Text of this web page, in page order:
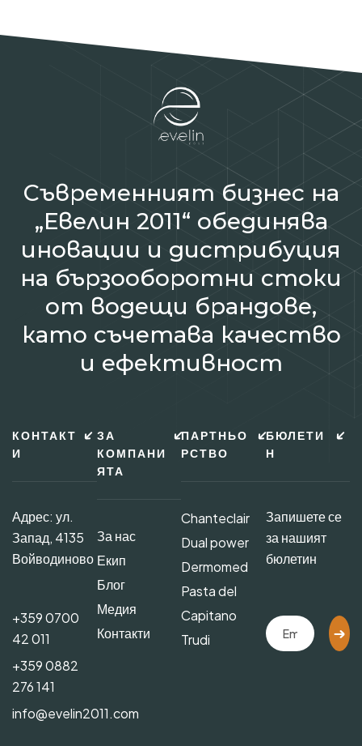
Съвременният бизнес на
„Евелин 2011“ обединява
иновации и дистрибуция
на бързооборотни стоки
от водещи брандове,
като съчетава качество
и ефективност
КОНТАКТ
И
Адрес: ул.
Запад, 4135
Войводиново
+359 0700
42 011
+359 0882
276 141
info@evelin2011.com
ЗА
КОМПАНИ
ЯТА
За нас
Екип
Блог
Медия
Контакти
ПАРТНЬО
РСТВО
Chanteclair
Dual power
Dermomed
Pasta del
Capitano
Trudi
БЮЛЕТИ
Н
Запишете се
за нашият
бюлетин